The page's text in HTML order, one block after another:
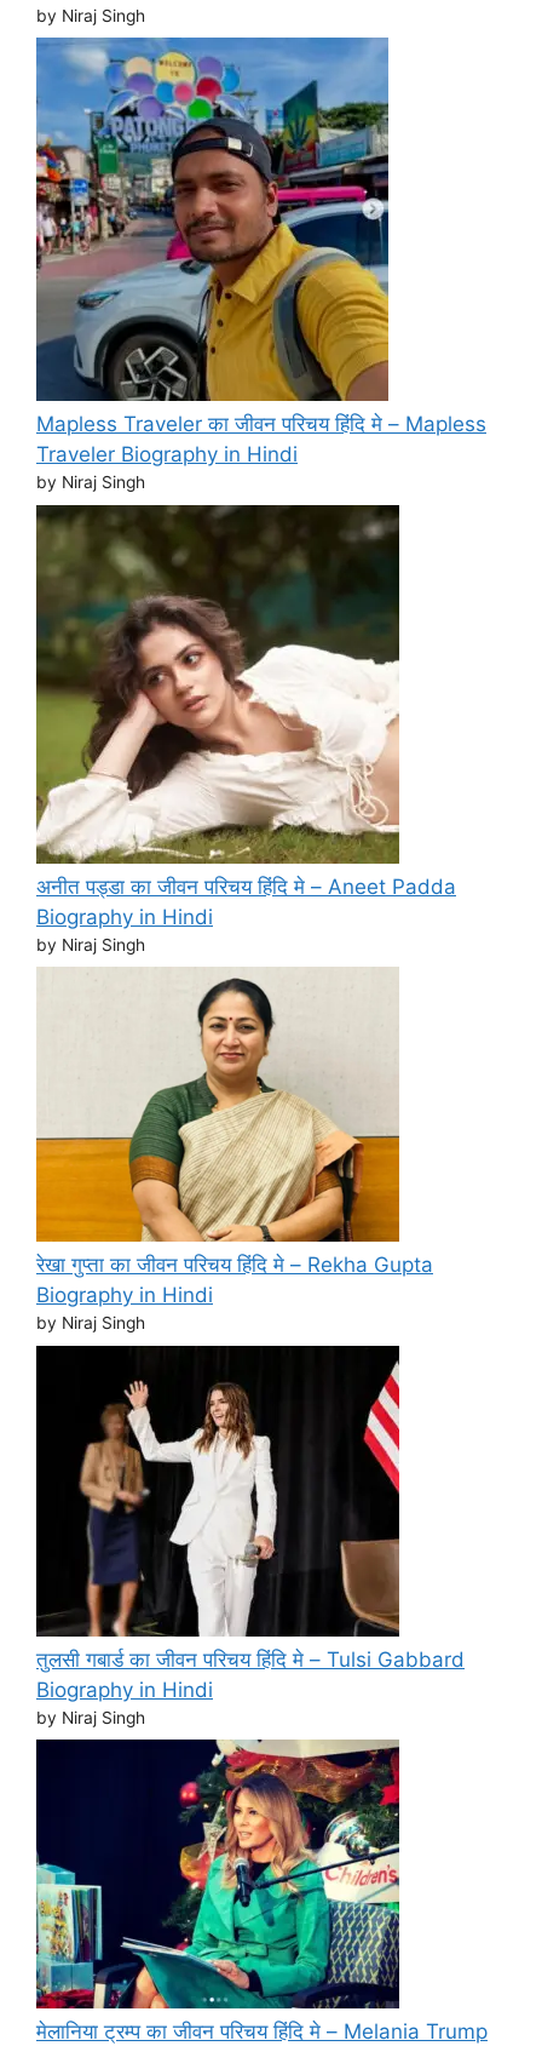
by Niraj Singh
Mapless Traveler का जीवन परिचय हिंदि मे – Mapless
Traveler Biography in Hindi
by Niraj Singh
अनीत पड्डा का जीवन परिचय हिंदि मे – Aneet Padda
Biography in Hindi
by Niraj Singh
रेखा गुप्ता का जीवन परिचय हिंदि मे – Rekha Gupta
Biography in Hindi
by Niraj Singh
तुलसी गबार्ड का जीवन परिचय हिंदि मे – Tulsi Gabbard
Biography in Hindi
by Niraj Singh
मेलानिया ट्रम्प का जीवन परिचय हिंदि मे – Melania Trump